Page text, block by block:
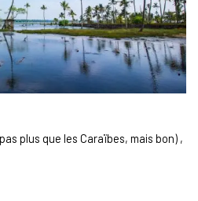
plus que les Caraïbes, mais bon) ,